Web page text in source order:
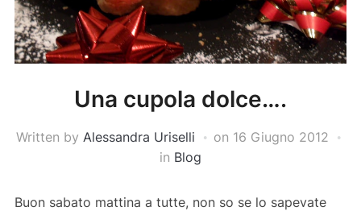
Una cupola dolce….
Written by Alessandra Uriselli on 16 Giugno 2012
in Blog
Buon sabato mattina a tutte, non so se lo sapevate